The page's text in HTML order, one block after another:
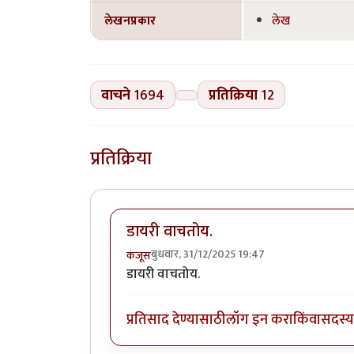
लेखनप्रकार लेख
वाचने1694 प्रतिक्रिया12
प्रतिक्रिया
डायरी वाचतोय.
कंजूसबुधवार, 31/12/2025 19:47
डायरी वाचतोय.
प्रतिसाद देण्यासाठीलॉग इन कराकिंवासदस्य